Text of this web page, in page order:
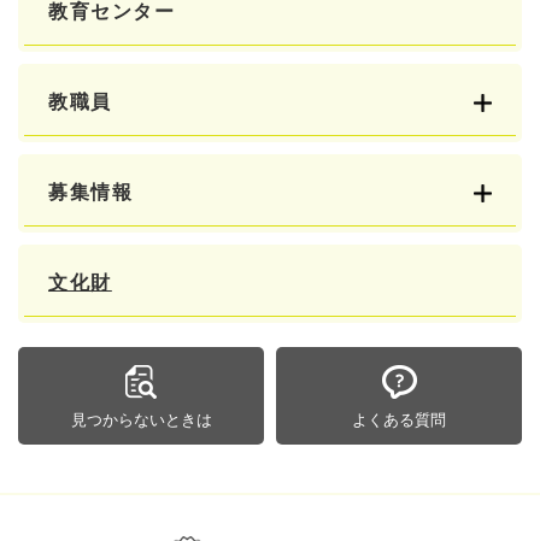
教育センター
教職員
募集情報
文化財
見つからないときは よくある質問